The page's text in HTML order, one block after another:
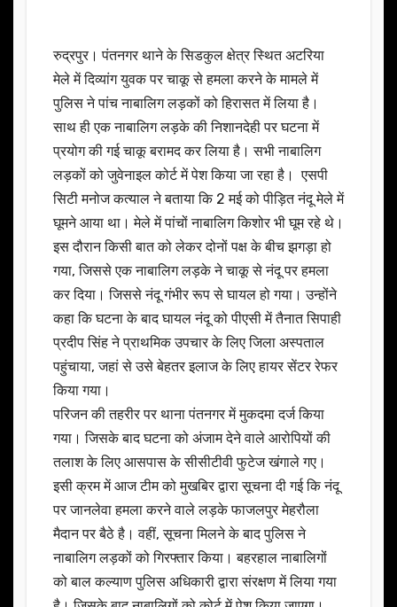
रुद्रपुर। पंतनगर थाने के सिडकुल क्षेत्र स्थित अटरिया
मेले में दिव्यांग युवक पर चाकू से हमला करने के मामले में
पुलिस ने पांच नाबालिग लड़कों को हिरासत में लिया है।
साथ ही एक नाबालिग लड़के की निशानदेही पर घटना में
प्रयोग की गई चाकू बरामद कर लिया है। सभी नाबालिग
लड़कों को जुवेनाइल कोर्ट में पेश किया जा रहा है। एसपी
सिटी मनोज कत्याल ने बताया कि 2 मई को पीड़ित नंदू मेले में
घूमने आया था। मेले में पांचों नाबालिग किशोर भी घूम रहे थे।
इस दौरान किसी बात को लेकर दोनों पक्ष के बीच झगड़ा हो
गया, जिससे एक नाबालिग लड़के ने चाकू से नंदू पर हमला
कर दिया। जिससे नंदू गंभीर रूप से घायल हो गया। उन्होंने
कहा कि घटना के बाद घायल नंदू को पीएसी में तैनात सिपाही
प्रदीप सिंह ने प्राथमिक उपचार के लिए जिला अस्पताल
पहुंचाया, जहां से उसे बेहतर इलाज के लिए हायर सेंटर रेफर
किया गया।
परिजन की तहरीर पर थाना पंतनगर में मुकदमा दर्ज किया
गया। जिसके बाद घटना को अंजाम देने वाले आरोपियों की
तलाश के लिए आसपास के सीसीटीवी फुटेज खंगाले गए।
इसी क्रम में आज टीम को मुखबिर द्वारा सूचना दी गई कि नंदू
पर जानलेवा हमला करने वाले लड़के फाजलपुर मेहरौला
मैदान पर बैठे है। वहीं, सूचना मिलने के बाद पुलिस ने
नाबालिग लड़कों को गिरफ्तार किया। बहरहाल नाबालिगों
को बाल कल्याण पुलिस अधिकारी द्वारा संरक्षण में लिया गया